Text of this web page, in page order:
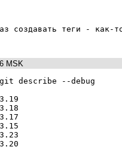
создавать теги - как-
MSK
describe --debug